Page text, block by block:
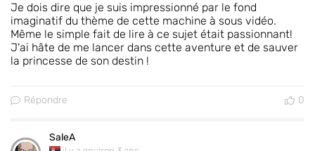
Je dois dire que je suis impressionné par le fond
imaginatif du thème de cette machine à sous vidéo.
Même le simple fait de lire à ce sujet était passionnant!
J'ai hâte de me lancer dans cette aventure et de sauver
la princesse de son destin !
Répondre 0
SaleA